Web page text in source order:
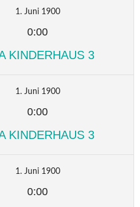
1. Juni 1900
0:00
KINDERHAUS 3
1. Juni 1900
0:00
KINDERHAUS 3
1. Juni 1900
0:00